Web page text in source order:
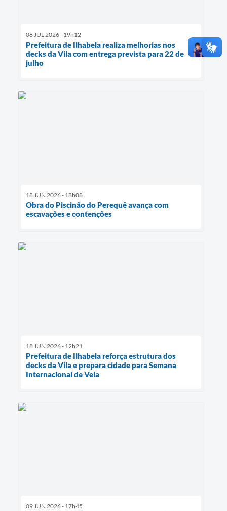
08 JUL 2026 - 19h12
Prefeitura de Ilhabela realiza melhorias nos
decks da Vila com entrega prevista para 22 de
julho
18 JUN 2026 - 18h08
Obra do Piscinão do Perequê avança com
escavações e contenções
18 JUN 2026 - 12h21
Prefeitura de Ilhabela reforça estrutura dos
decks da Vila e prepara cidade para Semana
Internacional de Vela
09 JUN 2026 - 17h45